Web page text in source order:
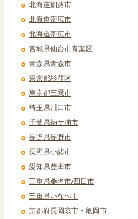
北海道釧路市
北海道帯広市
北海道帯広市
宮城県仙台市青葉区
青森県青森市
東京都杉並区
東京都三鷹市
埼玉県川口市
千葉県袖ケ浦市
長野県長野市
長野県小諸市
愛知県豊田市
三重県桑名市/四日市
三重県いなべ市
京都府長岡京市・亀岡市